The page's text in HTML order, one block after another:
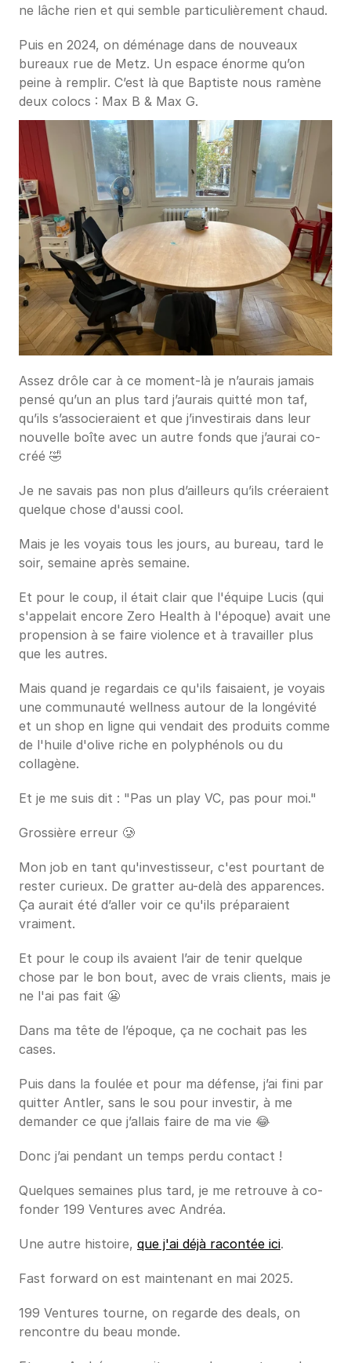
ne lâche rien et qui semble particulièrement chaud.
Puis en 2024, on déménage dans de nouveaux
bureaux rue de Metz. Un espace énorme qu’on
peine à remplir. C’est là que Baptiste nous ramène
deux colocs : Max B & Max G.
Assez drôle car à ce moment-là je n’aurais jamais
pensé qu’un an plus tard j’aurais quitté mon taf,
qu’ils s’associeraient et que j’investirais dans leur
nouvelle boîte avec un autre fonds que j’aurai co-
créé 🤣
Je ne savais pas non plus d’ailleurs qu’ils créeraient
quelque chose d'aussi cool.
Mais je les voyais tous les jours, au bureau, tard le
soir, semaine après semaine.
Et pour le coup, il était clair que l'équipe Lucis (qui
s'appelait encore Zero Health à l'époque) avait une
propension à se faire violence et à travailler plus
que les autres.
Mais quand je regardais ce qu'ils faisaient, je voyais
une communauté wellness autour de la longévité
et un shop en ligne qui vendait des produits comme
de l'huile d'olive riche en polyphénols ou du
collagène.
Et je me suis dit : "Pas un play VC, pas pour moi."
Grossière erreur 🥲
Mon job en tant qu'investisseur, c'est pourtant de
rester curieux. De gratter au-delà des apparences.
Ça aurait été d’aller voir ce qu'ils préparaient
vraiment.
Et pour le coup ils avaient l’air de tenir quelque
chose par le bon bout, avec de vrais clients, mais je
ne l'ai pas fait 😬
Dans ma tête de l’époque, ça ne cochait pas les
cases.
Puis dans la foulée et pour ma défense, j’ai fini par
quitter Antler, sans le sou pour investir, à me
demander ce que j’allais faire de ma vie 😂
Donc j’ai pendant un temps perdu contact !
Quelques semaines plus tard, je me retrouve à co-
fonder 199 Ventures avec Andréa.
Une autre histoire, que j'ai déjà racontée ici.
Fast forward on est maintenant en mai 2025.
199 Ventures tourne, on regarde des deals, on
rencontre du beau monde.